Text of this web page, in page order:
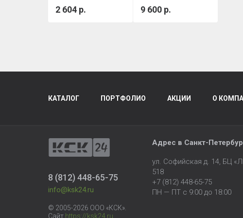
2 604 р. 9 600 р.
КАТАЛОГ ПОРТФОЛИО АКЦИИ О
8 (812) 448-65-75
info@ksk24.ru
© 2005-2026 ООО «КСК».
Сайт https://ksk24.ru
Адрес в Санкт-
ул. Софийская д. 14, БЦ
518
+7 (812) 448-65-75
ПН — ПТ с 9:00 до 18:00